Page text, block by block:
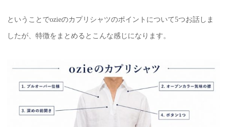
ということでozieのカプリシャツのポイントについて5つお話しま
したが、特徴をまとめるとこんな感じになります。